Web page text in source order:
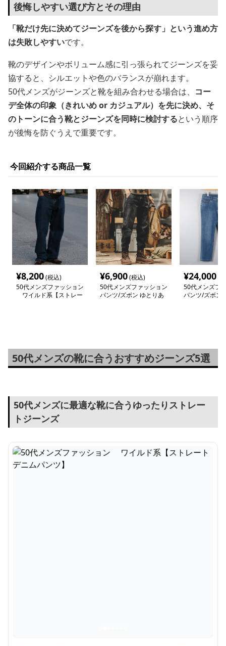
後悔しやすい選び方とその理由
「靴だけ先に決めてジーンズを後から探す」という進め方
は失敗しやすいです。
靴のデザインやボリューム感に引っ張られてジーンズを妥
協すると、シルエットや色のバランスが崩れます。
50代メンズがジーンズと靴を組み合わせる場合は、 コー
デ全体の印象（きれいめ or カジュアル）を先に決め、そ
のトーンに合う靴とジーンズを同時に検討するという順序
が後悔を防ぐうえで重要です。
今回紹介する商品一覧
¥8,200(税込)
50代メンズファッション
ワイルド系【ストレー
¥6,900(税込)
50代メンズファッション
パンツ/ズボン ゆとりあ
¥24,000
50代メンズフ
パンツ/ズボン
50代メンズの靴に合うおすすめジーンズ5選
50代メンズに最適な靴に合うゆったりストレー
トジーンズ